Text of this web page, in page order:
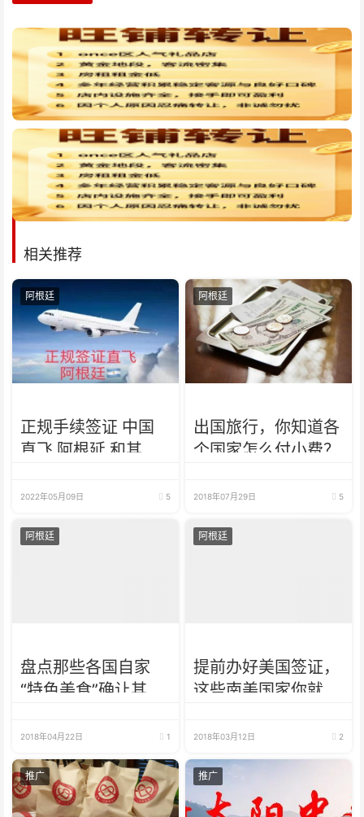
相关推荐
阿根廷
正规手续签证 中国
直飞 阿根延 和其他
2022年05月09日 5
阿根廷
出国旅行，你知道各
个国家怎么付小费？
2018年07月29日 5
阿根廷
盘点那些各国自家
“特色美食”确让其他
2018年04月22日 1
阿根廷
提前办好美国签证，
这些南美国家你就可
2018年03月12日 2
推广 推广